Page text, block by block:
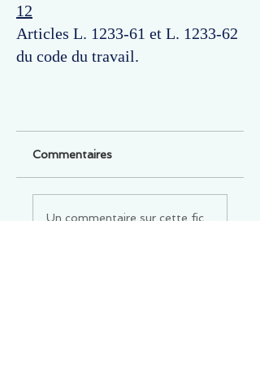
12
Articles L. 1233-61 et L. 1233-62
du code du travail.
Commentaires
Un commentaire sur cette fiche ou cet